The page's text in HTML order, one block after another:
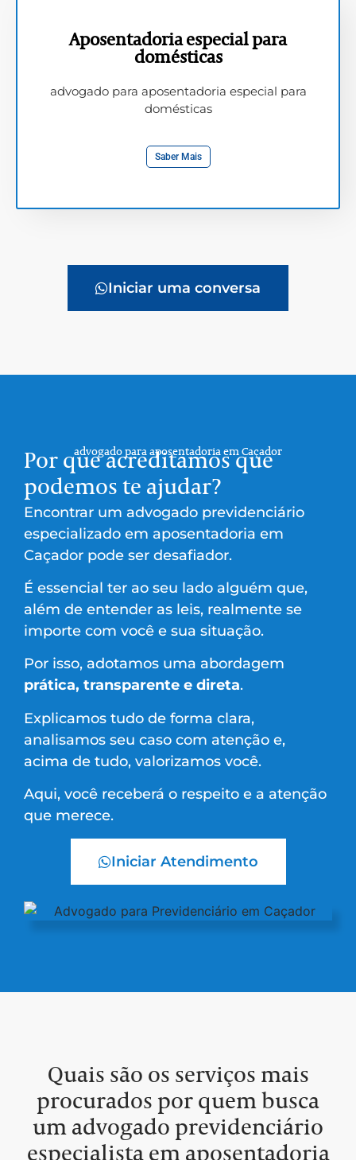
Aposentadoria especial para
domésticas
advogado para aposentadoria especial para
domésticas
Saber Mais
Iniciar uma conversa
advogado para aposentadoria em Caçador
Por que acreditamos que
podemos te ajudar?
Encontrar um advogado previdenciário
especializado em aposentadoria em
Caçador pode ser desafiador.
É essencial ter ao seu lado alguém que,
além de entender as leis, realmente se
importe com você e sua situação.
Por isso, adotamos uma abordagem
prática, transparente e direta.
Explicamos tudo de forma clara,
analisamos seu caso com atenção e,
acima de tudo, valorizamos você.
Aqui, você receberá o respeito e a atenção
que merece.
Iniciar Atendimento
Quais são os serviços mais
procurados por quem busca
um advogado previdenciário
especialista em aposentadoria